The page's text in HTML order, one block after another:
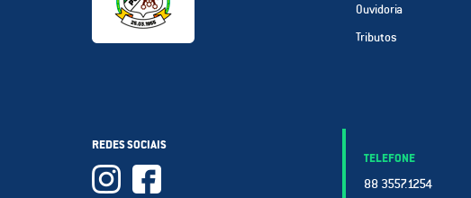
Ouvidoria
Tributos
REDES SOCIAIS
TELEFONE
88 3557.1254